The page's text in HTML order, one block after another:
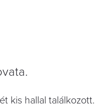
kis hallal találkozott.